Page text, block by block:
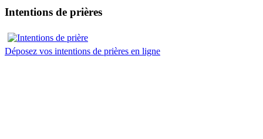
Intentions de prières
Déposez vos intentions de prières en ligne